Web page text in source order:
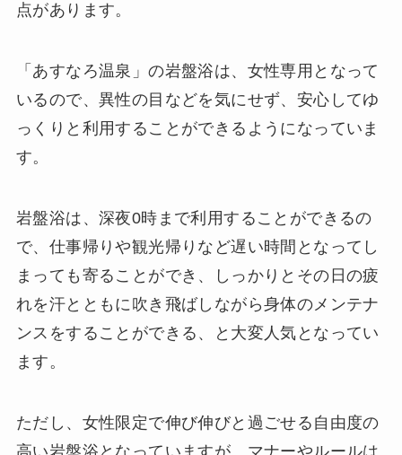
点があります。
「あすなろ温泉」の岩盤浴は、女性専用となって
いるので、異性の目などを気にせず、安心してゆ
っくりと利用することができるようになっていま
す。
岩盤浴は、深夜0時まで利用することができるの
で、仕事帰りや観光帰りなど遅い時間となってし
まっても寄ることができ、しっかりとその日の疲
れを汗とともに吹き飛ばしながら身体のメンテナ
ンスをすることができる、と大変人気となってい
ます。
ただし、女性限定で伸び伸びと過ごせる自由度の
高い岩盤浴となっていますが、マナーやルールは